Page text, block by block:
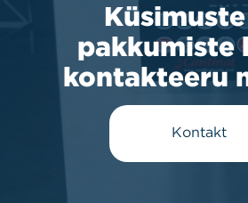
pakkumiste
kontakteeru
Kontakt